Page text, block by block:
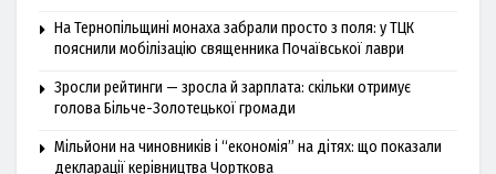
На Тернопільщині монаха забрали просто з поля: у ТЦК
пояснили мобілізацію священника Почаївської лаври
Зросли рейтинги — зросла й зарплата: скільки отримує
голова Більче-Золотецької громади
Мільйони на чиновників і “економія” на дітях: що показали
декларації керівництва Чорткова